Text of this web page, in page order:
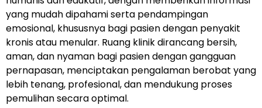
yang mudah dipahami serta pendampingan
emosional, khususnya bagi pasien dengan penyakit
kronis atau menular. Ruang klinik dirancang bersih,
aman, dan nyaman bagi pasien dengan gangguan
pernapasan, menciptakan pengalaman berobat yang
lebih tenang, profesional, dan mendukung proses
pemulihan secara optimal.